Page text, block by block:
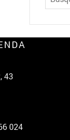
43
024